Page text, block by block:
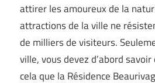
attirer les amoureux de la
attractions de la ville ne
de milliers de visiteurs.
ville, vous devez d’abord savoir
cela que la Résidence